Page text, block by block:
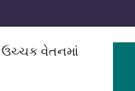
ઉચ્ચક વેતનમાં